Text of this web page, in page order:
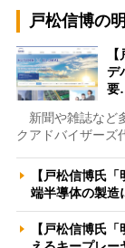
戸松信博の
デ
要
新聞や雑誌など
クアドバイザーズ
【戸松信博氏
端半導体の製
【戸松信博氏